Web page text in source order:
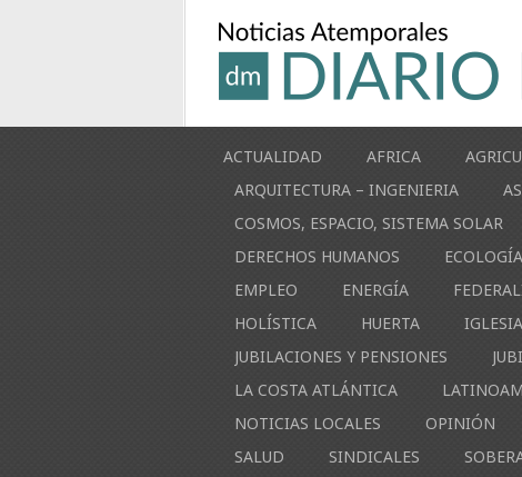
ACTUALIDAD AFRICA
ARQUITECTURA – INGENIERIA
COSMOS, ESPACIO, SISTEMA SOLAR
DERECHOS HUMANOS
EMPLEO
ENERGÍA
HOLÍSTICA
HUERTA IGLESIA
JUBILACIONES Y PENSIONES
LA COSTA ATLÁNTICA
NOTICIAS LOCALES
OPINIÓN
SALUD
SINDICALES